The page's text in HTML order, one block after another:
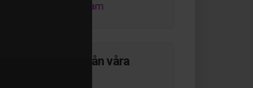
Instagram
Nyheter från våra